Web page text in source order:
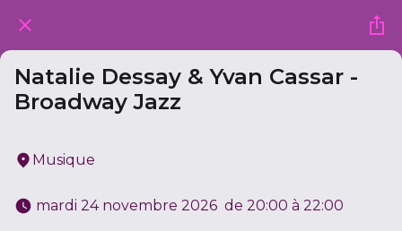
Natalie Dessay & Yvan Cassar -
Broadway Jazz
Musique
mardi 24 novembre 2026  de 20:00 à 22:00